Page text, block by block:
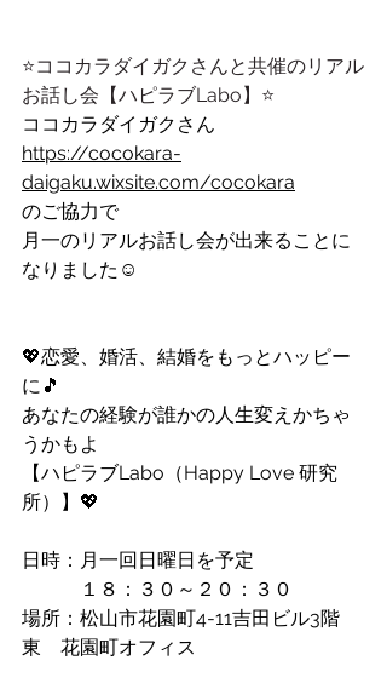
⭐️ココカラダイガクさんと共催のリアル
お話し会【ハピラブLabo】⭐️
ココカラダイガクさん
https://cocokara-
daigaku.wixsite.com/cocokara
のご協力で
月一のリアルお話し会が出来ることに
なりました☺️
💖恋愛、婚活、結婚をもっとハッピー
に🎵
あなたの経験が誰かの人生変えかちゃ
うかもよ
【ハピラブLabo（Happy Love 研究
所）】💖
日時：月一回日曜日を予定
１８：３０～２０：３０
場所：松山市花園町4-11吉田ビル3階
東　花園町オフィス